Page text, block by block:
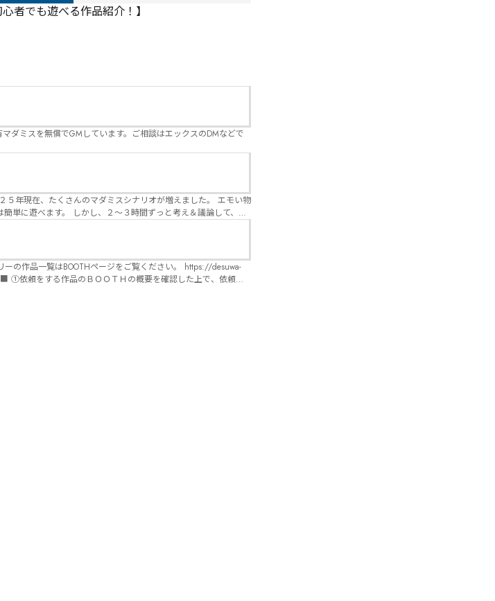
者でも遊べる作品紹介！】
ダミスを無償でGMしています。ご相談はエックスのDMなどで
と考え＆議論して、見
格推理マダミスをお届けしま
はBOOTHページをご覧ください。 https://desuwa-
は参加をご